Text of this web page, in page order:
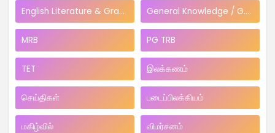
English Literature & Grammar General Knowledge / G.O's
MRB PG TRB
TET இலக்கணம்
செய்திகள் படைப்பிலக்கியம்
மகிழ்வில் விமர்சனம்